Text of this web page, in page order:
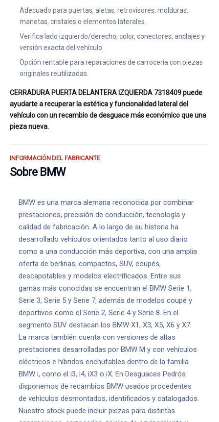
Adecuado para puertas, aletas, retrovisores, molduras,
manetas, cristales o elementos laterales.
Verifica lado izquierdo/derecho, color, conectores, anclajes y
versión exacta del vehículo.
Opción rentable para reparaciones de carrocería con piezas
originales reutilizadas.
CERRADURA PUERTA DELANTERA IZQUIERDA 7318409 puede
ayudarte a recuperar la estética y funcionalidad lateral del
vehículo con un recambio de desguace más económico que una
pieza nueva.
INFORMACIÓN DEL FABRICANTE
Sobre BMW
BMW es una marca alemana reconocida por combinar
prestaciones, precisión de conducción, tecnología y
calidad de fabricación. A lo largo de su historia ha
desarrollado vehículos orientados tanto al uso diario
como a una conducción más deportiva, con una amplia
oferta de berlinas, compactos, SUV, coupés,
descapotables y modelos electrificados. Entre sus
gamas más conocidas se encuentran el BMW Serie 1,
Serie 3, Serie 5 y Serie 7, además de modelos coupé y
deportivos como el Serie 2, Serie 4 y Serie 8. En el
segmento SUV destacan los BMW X1, X3, X5, X6 y X7.
La marca también cuenta con versiones de altas
prestaciones desarrolladas por BMW M y con vehículos
eléctricos e híbridos enchufables dentro de la familia
BMW i, como el i3, i4, iX3 o iX. En Desguaces Pedrós
disponemos de recambios BMW usados procedentes
de vehículos desmontados, identificados y catalogados.
Nuestro stock puede incluir piezas para distintas